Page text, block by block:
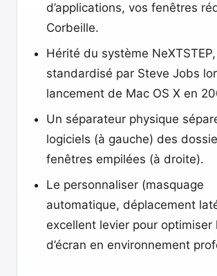
d’applications, vos fenêtres
Corbeille.
Hérité du système
standardisé par Steve Jobs
lancement de Mac OS X en
Un séparateur physique
logiciels (à gauche) des
fenêtres empilées (à droite).
Le personnaliser (masquage
automatique, déplacement
excellent levier pour optimiser
d’écran en environnement